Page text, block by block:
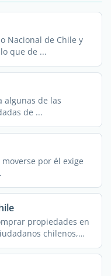
Nacional de Chile y
que de ...
algunas de las
de ...
por él exige
propiedades en
chilenos,